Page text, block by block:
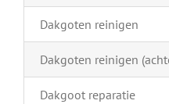
Dakgoten reinigen
Dakgoten reinigen
Dakgoot reparatie